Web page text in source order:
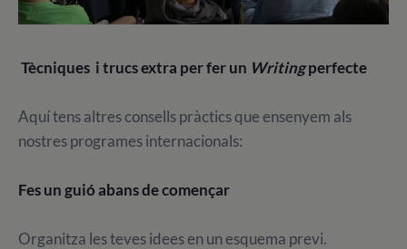
Tècniques i trucs extra per fer un Writingperfecte
Aquí tens altres consells pràctics que ensenyem als
nostres programes internacionals:
Fes un guió abans de començar
Organitza les teves idees en un esquema previ.